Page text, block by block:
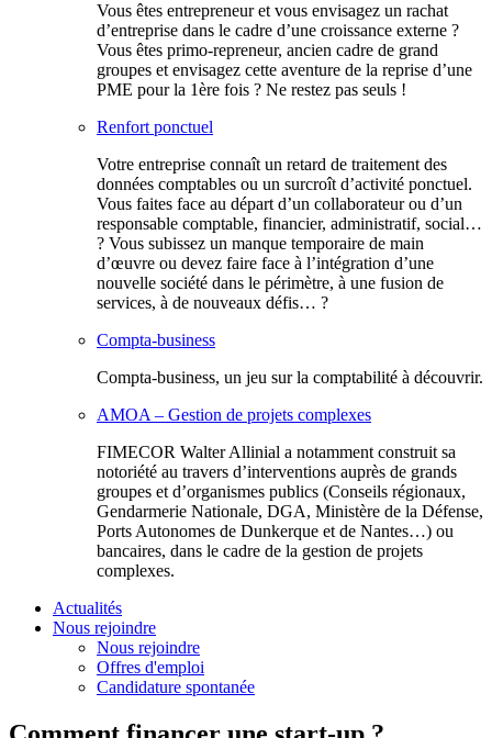
Vous êtes entrepreneur et vous envisagez un rachat
d’entreprise dans le cadre d’une croissance externe ?
Vous êtes primo-repreneur, ancien cadre de grand
groupes et envisagez cette aventure de la reprise d’une
PME pour la 1ère fois ? Ne restez pas seuls !
Renfort ponctuel
Votre entreprise connaît un retard de traitement des
données comptables ou un surcroît d’activité ponctuel.
Vous faites face au départ d’un collaborateur ou d’un
responsable comptable, financier, administratif, social…
? Vous subissez un manque temporaire de main
d’œuvre ou devez faire face à l’intégration d’une
nouvelle société dans le périmètre, à une fusion de
services, à de nouveaux défis… ?
Compta-business
Compta-business, un jeu sur la comptabilité à découvrir.
AMOA – Gestion de projets complexes
FIMECOR Walter Allinial a notamment construit sa
notoriété au travers d’interventions auprès de grands
groupes et d’organismes publics (Conseils régionaux,
Gendarmerie Nationale, DGA, Ministère de la Défense,
Ports Autonomes de Dunkerque et de Nantes…) ou
bancaires, dans le cadre de la gestion de projets
complexes.
Actualités
Nous rejoindre
Nous rejoindre
Offres d'emploi
Candidature spontanée